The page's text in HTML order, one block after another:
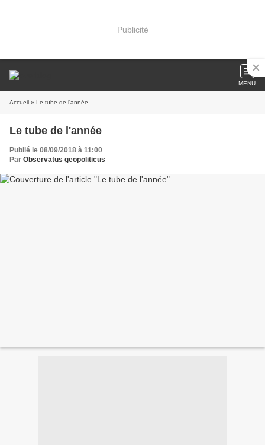
Publicité
MENU
Accueil » Le tube de l'année
Le tube de l'année
Publié le 08/09/2018 à 11:00
Par Observatus geopoliticus